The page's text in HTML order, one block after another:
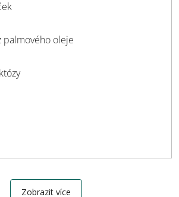
Zobrazit více
palmového oleje